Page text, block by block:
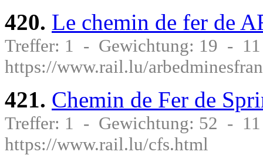
420. Le chemin de fer de
Treffer: 1 - Gewichtung: 19 -
https://www.rail.lu/
421. Chemin de Fer de
Treffer: 1 - Gewichtung: 52 -
https://www.rail.lu/cfs.html